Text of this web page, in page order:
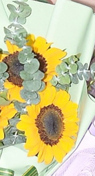
Hoa khôi Ngoại
hậu khăng khít
lập trường (15/10),
Dung và Á hậu
ân gửi đến mái
nhan sắc của họ.